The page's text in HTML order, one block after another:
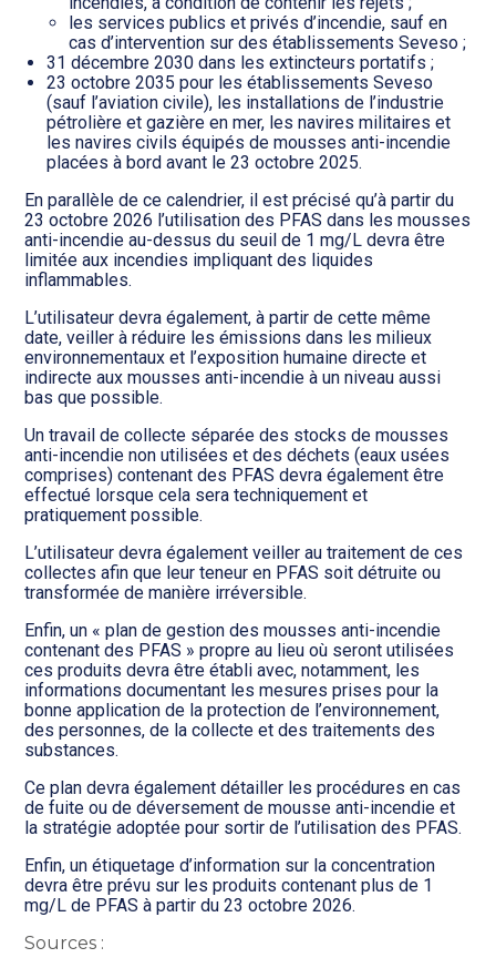
les services publics et privés d’incendie, sauf en
cas d’intervention sur des établissements Seveso ;
31 décembre 2030 dans les extincteurs portatifs ;
23 octobre 2035 pour les établissements Seveso
(sauf l’aviation civile), les installations de l’industrie
pétrolière et gazière en mer, les navires militaires et
les navires civils équipés de mousses anti-incendie
placées à bord avant le 23 octobre 2025.
En parallèle de ce calendrier, il est précisé qu’à partir du
23 octobre 2026 l’utilisation des PFAS dans les mousses
anti-incendie au-dessus du seuil de 1 mg/L devra être
limitée aux incendies impliquant des liquides
inflammables.
L’utilisateur devra également, à partir de cette même
date, veiller à réduire les émissions dans les milieux
environnementaux et l’exposition humaine directe et
indirecte aux mousses anti-incendie à un niveau aussi
bas que possible.
Un travail de collecte séparée des stocks de mousses
anti-incendie non utilisées et des déchets (eaux usées
comprises) contenant des PFAS devra également être
effectué lorsque cela sera techniquement et
pratiquement possible.
L’utilisateur devra également veiller au traitement de ces
collectes afin que leur teneur en PFAS soit détruite ou
transformée de manière irréversible.
Enfin, un « plan de gestion des mousses anti-incendie
contenant des PFAS » propre au lieu où seront utilisées
ces produits devra être établi avec, notamment, les
informations documentant les mesures prises pour la
bonne application de la protection de l’environnement,
des personnes, de la collecte et des traitements des
substances.
Ce plan devra également détailler les procédures en cas
de fuite ou de déversement de mousse anti-incendie et
la stratégie adoptée pour sortir de l’utilisation des PFAS.
Enfin, un étiquetage d’information sur la concentration
devra être prévu sur les produits contenant plus de 1
mg/L de PFAS à partir du 23 octobre 2026.
Sources :